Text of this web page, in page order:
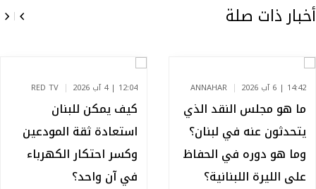
أخبار ذات صلة
14:42 | 6 آب 2026 ANNAHAR
ما هو مجلس النقد الذي
يتحدثون عنه في لبنان؟
وما هو دوره في الحفاظ
على الليرة اللبنانية؟
12:04 | 4 آب 2026 RED TV
كيف يمكن للبنان
استعادة ثقة المودعين
وكسر احتكار الكهرباء
في آن واحد؟